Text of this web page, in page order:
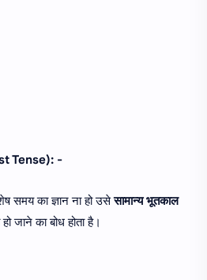
Tense): -
समय का ज्ञान ना हो उसेसामान्य भूतकाल
जाने का बोध होता है।